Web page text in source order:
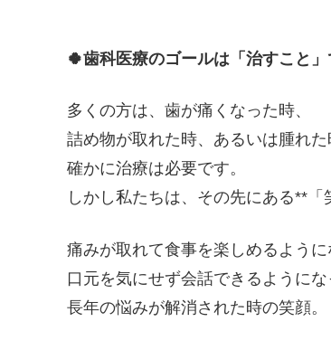
🍀歯科医療のゴールは「治すこと」
多くの方は、歯が痛くなった時、
詰め物が取れた時、あるいは腫れた
確かに治療は必要です。
しかし私たちは、その先にある**「
痛みが取れて食事を楽しめるように
口元を気にせず会話できるようにな
長年の悩みが解消された時の笑顔。